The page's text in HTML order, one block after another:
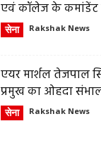
एवं कॉलेज के कमांडेंट
सेना Rakshak News
एयर मार्शल तेजपाल
प्रमुख का ओहदा
सेना Rakshak News